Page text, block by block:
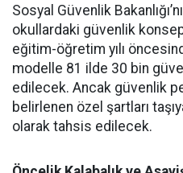
Sosyal Güvenlik
okullardaki güvenlik
eğitim-öğretim yılı
modelle 81 ilde 30 bin
edilecek. Ancak güvenlik
belirlenen özel şartları
olarak tahsis edilecek.